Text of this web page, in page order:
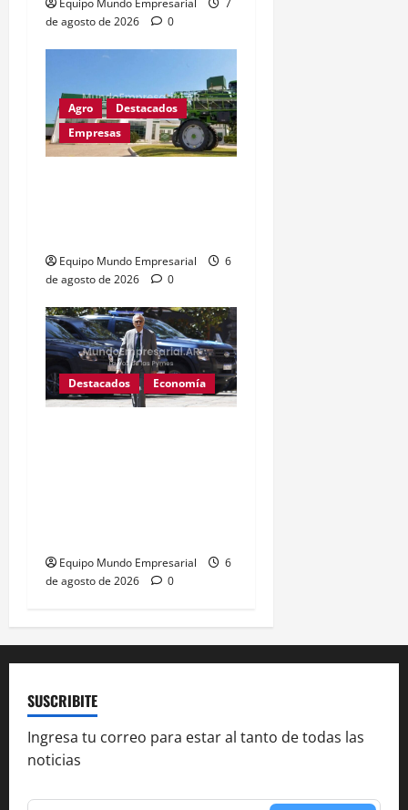
Equipo Mundo Empresarial
7
de agosto de 2026
0
Agro
Destacados
Empresas
Equipo Mundo Empresarial
6
de agosto de 2026
0
Destacados Economía
Equipo Mundo Empresarial
6
de agosto de 2026
0
SUSCRIBITE
Ingresa tu correo para estar al tanto de todas las
noticias